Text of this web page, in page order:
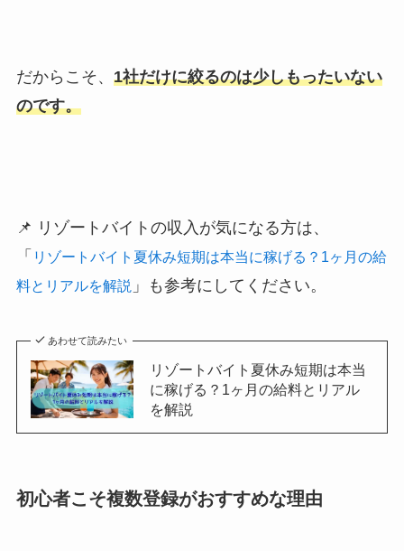
だからこそ、 1社だけに絞るのは少しもったいない
のです。
📌 リゾートバイトの収入が気になる方は、
「 リゾートバイト夏休み短期は本当に稼げる？1ヶ月の給
料とリアルを解説」も参考にしてください。
あわせて読みたい
リゾートバイト夏休み短期は本当
に稼げる？1ヶ月の給料とリアル
を解説
初心者こそ複数登録がおすすめな理由